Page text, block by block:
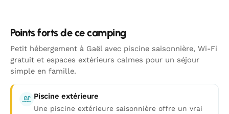
Points forts de ce camping
Petit hébergement à Gaël avec piscine saisonnière, Wi-Fi
gratuit et espaces extérieurs calmes pour un séjour
simple en famille.
Piscine extérieure
Une piscine extérieure saisonnière offre un vrai